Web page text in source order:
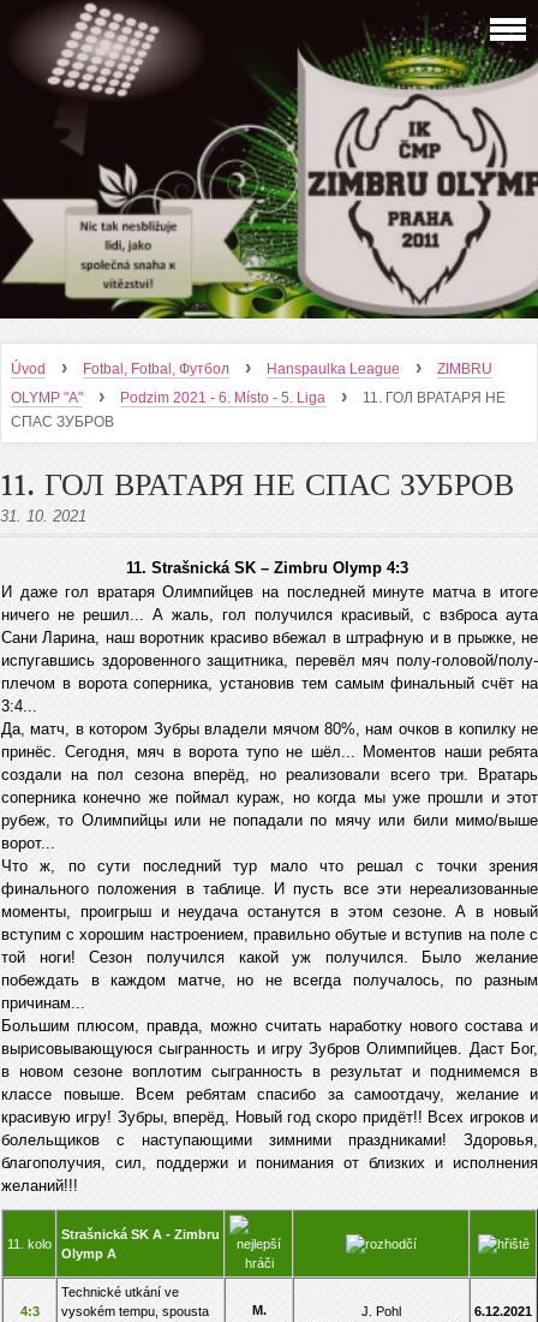
Úvod › Fotbal, Fotbal, Футбол › Hanspaulka League ›
ZIMBRU
OLYMP "A"
› Podzim 2021 - 6. Místo - 5. Liga ›
11. ГОЛ ВРАТАРЯ НЕ
СПАС ЗУБРОВ
11. ГОЛ ВРАТАРЯ НЕ СПАС ЗУБРОВ
31. 10. 2021
11. Strašnická SK – Zimbru Olymp 4:3
И даже гол вратаря Олимпийцев на последней минуте матча в итоге
ничего не решил... А жаль, гол получился красивый, с взброса аута
Сани Ларина, наш воротник красиво вбежал в штрафную и в прыжке, не
испугавшись здоровенного защитника, перевёл мяч полу-головой/полу-
плечом в ворота соперника, установив тем самым финальный счёт на
3:4...
Да, матч, в котором Зубры владели мячом 80%, нам очков в копилку не
принёс. Сегодня, мяч в ворота тупо не шёл... Моментов наши ребята
создали на пол сезона вперёд, но реализовали всего три. Вратарь
соперника конечно же поймал кураж, но когда мы уже прошли и этот
рубеж, то Олимпийцы или не попадали по мячу или били мимо/выше
ворот...
Что ж, по сути последний тур мало что решал с точки зрения
финального положения в таблице. И пусть все эти нереализованные
моменты, проигрыш и неудача останутся в этом сезоне. А в новый
вступим с хорошим настроением, правильно обутые и вступив на поле с
той ноги! Сезон получился какой уж получился. Было желание
побеждать в каждом матче, но не всегда получалось, по разным
причинам...
Большим плюсом, правда, можно считать наработку нового состава и
вырисовывающуюся сыгранность и игру Зубров Олимпийцев. Даст Бог,
в новом сезоне воплотим сыгранность в результат и поднимемся в
классе повыше. Всем ребятам спасибо за самоотдачу, желание и
красивую игру! Зубры, вперёд, Новый год скоро придёт!! Всех игроков и
болельщиков с наступающими зимними праздниками! Здоровья,
благополучия, сил, поддержи и понимания от близких и исполнения
желаний!!!
11. kolo
Strašnická SK A - Zimbru
Olymp A
4:3
Technické utkání ve
vysokém tempu, spousta
M.
J. Pohl
6.12.2021